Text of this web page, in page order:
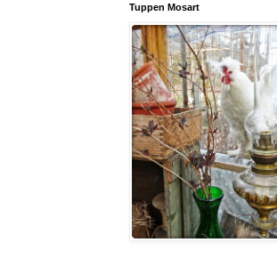
Tuppen Mosart